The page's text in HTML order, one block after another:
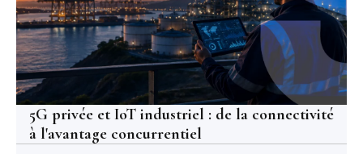
5G privée et IoT industriel : de la connectivité
à l'avantage concurrentiel